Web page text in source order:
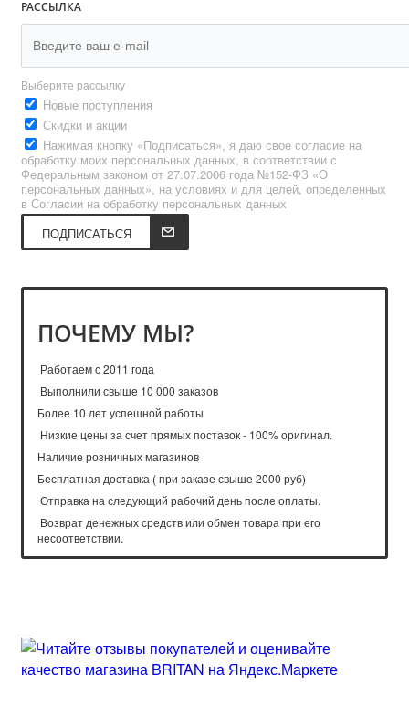
РАССЫЛКА
Выберите рассылку
Новые поступления
Скидки и акции
Нажимая кнопку «Подписаться», я даю свое согласие на
обработку моих персональных данных, в соответствии с
Федеральным законом от 27.07.2006 года №152-ФЗ «О
персональных данных», на условиях и для целей, определенных
в Согласии на обработку персональных данных
ПОДПИСАТЬСЯ
ПОЧЕМУ МЫ?
Работаем с 2011 года
Выполнили свыше 10 000 заказов
Более 10 лет успешной работы
Низкие цены за счет прямых поставок - 100% оригинал.
Наличие розничных магазинов
Бесплатная доставка ( при заказе свыше 2000 руб)
Отправка на следующий рабочий день после оплаты.
Возврат денежных средств или обмен товара при его
несоответствии.